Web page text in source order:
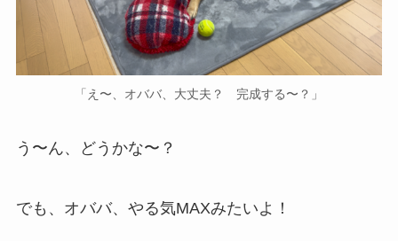
「え〜、オババ、大丈夫？ 完成する〜？」
う〜ん、どうかな〜？
でも、オババ、やる気MAXみたいよ！